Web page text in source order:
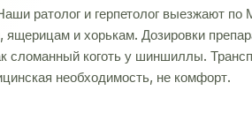
ратолог и герпетолог выезжают по
и хорькам. Дозировки
сломанный коготь у шиншиллы.
необходимость, не комфорт.